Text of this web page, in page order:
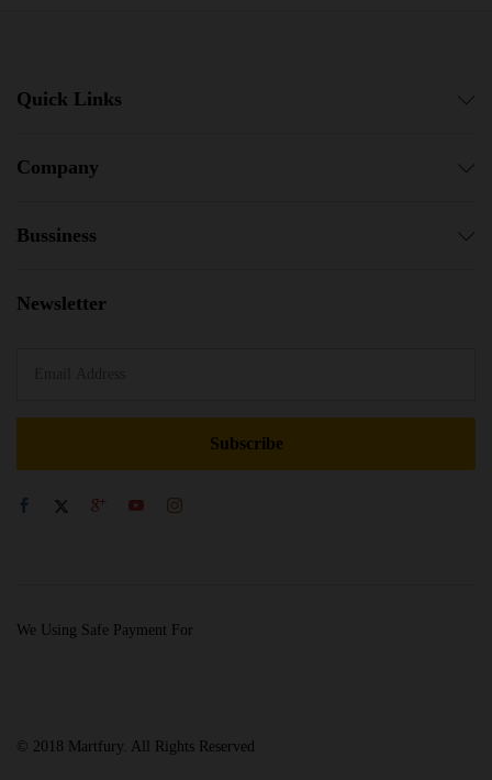
Quick Links
Company
Bussiness
Newsletter
© 2018 Martfury. All Rights Reserved
We Using Safe Payment For